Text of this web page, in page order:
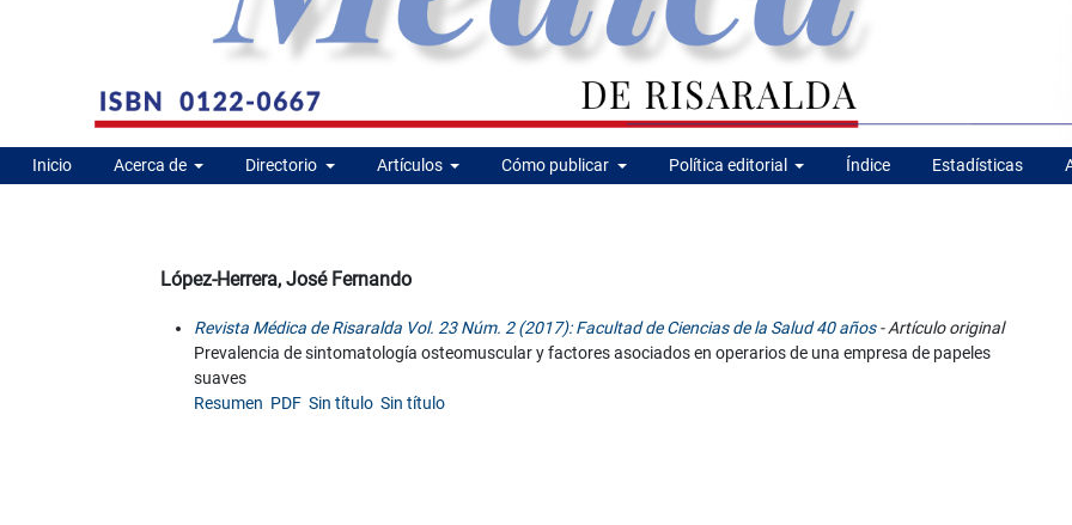
Inicio Acerca de Directorio Artículos Cómo publicar Política editorial Índice Estadísticas
López-Herrera, José Fernando
Revista Médica de Risaralda Vol. 23 Núm. 2 (2017): Facultad de Ciencias de la Salud 40 años- Artículo original
Prevalencia de sintomatología osteomuscular y factores asociados en operarios de una empresa de papeles
suaves
Resumen PDF Sin título Sin título